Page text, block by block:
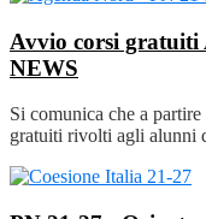
Avvio corsi gratuiti
NEWS
Si comunica che a
gratuiti rivolti agli alunni